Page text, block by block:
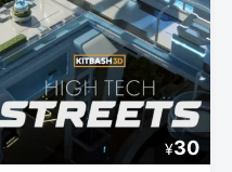
¥30